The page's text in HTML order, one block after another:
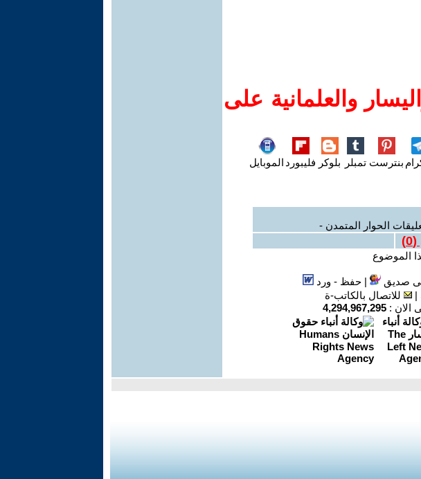
والعلمانية على
بنترست تمبلر بلوكر فليبورد الموبايل
الحوار المتمدن -
(
0
)
الموضوع
صديق |حفظ - ورد
|
للاتصال بالكاتب-ة
الان : 4,294,967,295